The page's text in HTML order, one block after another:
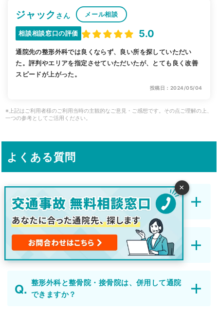
ジャック さん メール相談
相談相談窓口の評価 5.0
通院先の整形外科では良くならず、良い所を探していただい
た。評判やエリアを指定させていただいたが、とても良く改善
スピードが上がった。
投稿日：2024/05/04
※上記はご利用者様のご利用当時の主観的なご意見・ご感想です。その点ご理解の上、
一つの参考としてご活用ください。
よくある質問
初めて交通事故に遭いました。今後の流れを
教えてください。
青森市ではどれくらい交通事故が起こってい
ますか？
整形外科と整骨院・接骨院は、併用して通院
できますか？
×